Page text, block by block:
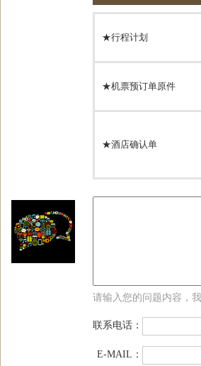
★行程计划
★机票预订单原件
★酒店确认单
请输入您的问题内容，
联系电话：
E-MAIL：